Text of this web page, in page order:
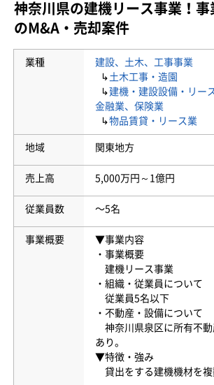
神奈川県の建機リース事業！事
のM&A・売却案件
業種
建設、土木、工事事業
↳ 土木工事・造園
↳建機・建設設備・リース
金融業、保険業
↳物品賃貸・リース業
地域 関東地方
売上高 5,000万円～1億円
従業員数 〜5名
事業概要
▼事業内容
・事業概要
建機リース事業
・組織・従業員について
従業員5名以下
・不動産・設備について
神奈川県泉区に所有不動
あり。
▼特徴・強み
貸出をする建機機材を複